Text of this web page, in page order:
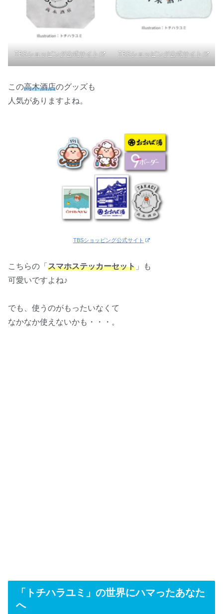
TBSショッピング公式サイト TBSショッピング公式サイト
この高木酒店のグッズも
人気がありますよね。
TBSショッピング公式サイト
こちらの「 スマホステッカーセット 」も
可愛いですよね♪
でも、使うのがもったいなくて
なかなか使えないかも・・・。
「トチハラユミ」の世界にハマったあなた
へ